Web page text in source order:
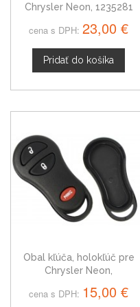
Chrysler Neon, 1235281
cena s DPH: 23,00 €
Pridať do košíka
Obal kľúča, holokľúč pre
Chrysler Neon,
cena s DPH: 15,00 €